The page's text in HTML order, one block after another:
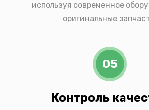
используя современное
оригинальные
05
Контроль